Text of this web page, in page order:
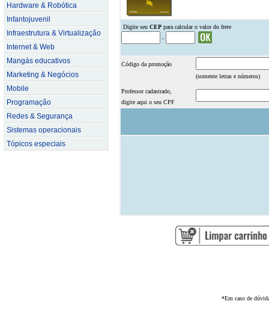
Hardware & Robótica
Infantojuvenil
Infraestrutura & Virtualização
Internet & Web
Mangás educativos
Marketing & Negócios
Mobile
Programação
Redes & Segurança
Sistemas operacionais
Tópicos especiais
Digite seu CEP para calcular o valor do frete
-
Código da promoção
(somente letras e números)
Professor cadastrado,
digite aqui o seu CPF
*Em caso de